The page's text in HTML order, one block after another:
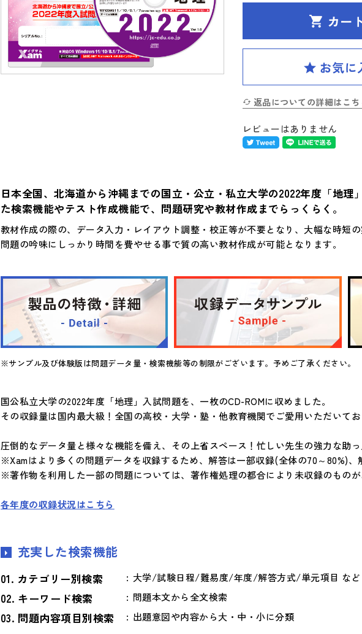
返品についての詳細はこち
レビューはありません
日本全国、北海道から沖縄までの国立・公立・私立大学の2022年度「地理
た検索機能やテスト作成機能で、問題研究や教材作成までらっくらく。
教材作成の際の、データ入力・レイアウト調整・校正等が不要となり、大幅な時短の
問題の吟味にしっかり時間を費やせる事で質の高い教材作成が可能となります。
※サンプル及び体験版は問題データ量・検索機能等の制限がございます。予めご了承ください。
国公私立大学の2022年度「地理」入試問題を、一枚のCD-ROMに収めました。
その収録量は国内最大級！全国の高校・大学・塾・他教育機関でご愛用いただいてお
圧倒的なデータ量と様々な機能を備え、その上省スペース！忙しい先生の強力な助っ
※Xamはより多くの問題データを収録するため、解答は一部収録(全体の70～80%)、
※著作物を利用した一部の問題については、著作権処理の都合により未収録のものが
各年度の収録状況はこちら
充実した検索機能
カテゴリー別検索 大学/試験日程/難易度/年度/解答方式/単元項目 など
キーワード検索 問題本文から全文検索
問題内容項目別検索 出題意図や内容から大・中・小に分類